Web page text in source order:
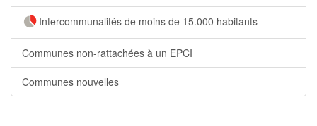
Intercommunalités de moins de 15.000 habitants
Communes non-rattachées à un EPCI
Communes nouvelles